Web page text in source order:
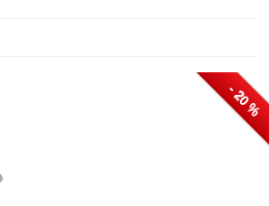
- 30 %
- 20 %